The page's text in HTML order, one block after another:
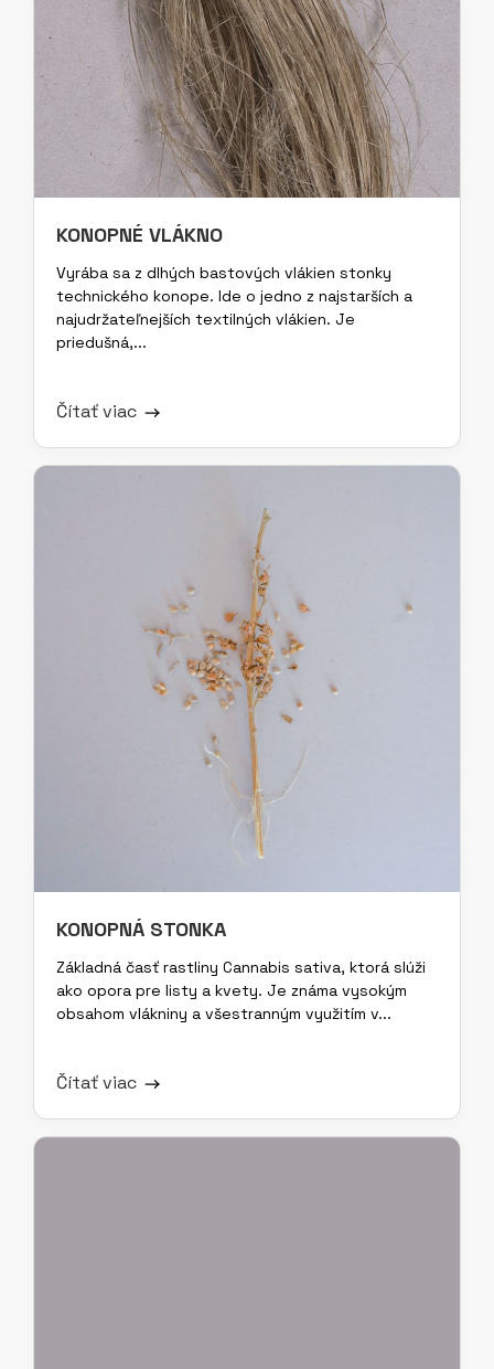
KONOPNÉ VLÁKNO
Vyrába sa z dlhých bastových vlákien stonky
technického konope. Ide o jedno z najstarších a
najudržateľnejších textilných vlákien. Je
priedušná,...
Čítať viac
KONOPNÁ STONKA
Základná časť rastliny Cannabis sativa, ktorá slúži
ako opora pre listy a kvety. Je známa vysokým
obsahom vlákniny a všestranným využitím v...
Čítať viac